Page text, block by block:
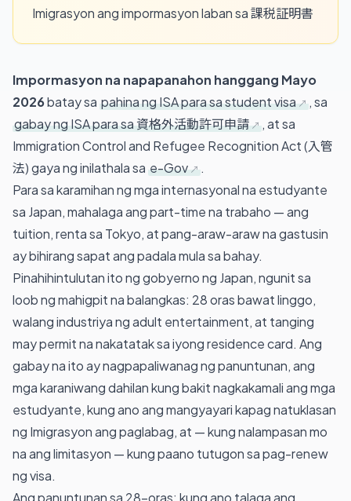
Imigrasyon ang impormasyon laban sa 課税証明書
Impormasyon na napapanahon hanggang Mayo
2026batay sa pahina ng ISA para sa student visa
, sa
gabay ng ISA para sa 資格外活動許可申請
, at sa
Immigration Control and Refugee Recognition Act (入管
法) gaya ng inilathala sa e-Gov
.
Para sa karamihan ng mga internasyonal na estudyante
sa Japan, mahalaga ang part-time na trabaho — ang
tuition, renta sa Tokyo, at pang-araw-araw na gastusin
ay bihirang sapat ang padala mula sa bahay.
Pinahihintulutan ito ng gobyerno ng Japan, ngunit sa
loob ng mahigpit na balangkas: 28 oras bawat linggo,
walang industriya ng adult entertainment, at tanging
may permit na nakatatak sa iyong residence card. Ang
gabay na ito ay nagpapaliwanag ng panuntunan, ang
mga karaniwang dahilan kung bakit nagkakamali ang mga
estudyante, kung ano ang mangyayari kapag natuklasan
ng Imigrasyon ang paglabag, at — kung nalampasan mo
na ang limitasyon — kung paano tutugon sa pag-renew
ng visa.
Ang panuntunan sa 28-oras: kung ano talaga ang